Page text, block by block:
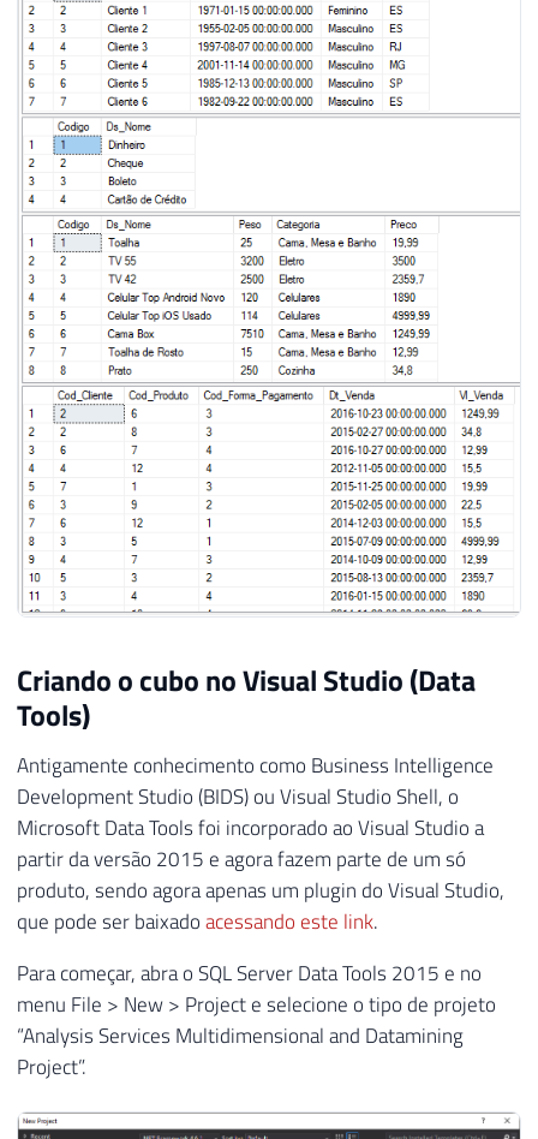
34
35
36
37
38
39
40
41
42
43
44
45
46
47
48
49
50
51
52
53
54
55
57
58
60
61
62
63
64
66
67
68
69
70
71
72
(
'Dinheiro'),
(
'Cheque'),
(
'Boleto'),
(
'Cartão de Crédito')
IF (OBJECT_ID('dbo.Dim_Produto') IS NOT
CREATE
dbo .Dim_Produto (
    Codigo
INT IDENTITY 1),
    Ds_Nome
VARCHAR(100
    Peso
    Categoria
VARCHAR(50),
    Preco
FLOAT
)
INSERT INTO
Dim_Produto
VALUES
(
'Toalha' 'Cama, Mesa e Banho'
'TV 55' 'Eletro', 3500),
'TV 42' 'Eletro', 2359.70
('Celular Top Android Novo', 120,
('Cama Box', 7510 , 'Cama, Mesa e
('Talher', 25, 'Cozinha', 22.50),
('Panela', 250, 'Cozinha', 69.80
('Microondas', 1450, 'Eletro',
( 'Encosto de Mesa' , 35, 'Cama, Mesa
-- CRIAÇÃO DA FATO
IS
    Cod_Cliente
INT,
Criando o cubo no Visual Studio (Data
Tools)
Antigamente conhecimento como Business Intelligence
Development Studio (BIDS) ou Visual Studio Shell, o
Microsoft Data Tools foi incorporado ao Visual Studio a
partir da versão 2015 e agora fazem parte de um só
produto, sendo agora apenas um plugin do Visual Studio,
que pode ser baixadoacessando este link.
Para começar, abra o SQL Server Data Tools 2015 e no
menu File > New > Project e selecione o tipo de projeto
“Analysis Services Multidimensional and Datamining
Project”.